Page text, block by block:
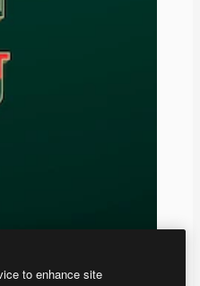
to enhance site